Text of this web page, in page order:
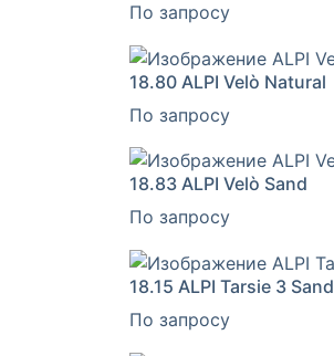
По запросу
18.80 ALPI Velò Natural
По запросу
18.83 ALPI Velò Sand
По запросу
18.15 ALPI Tarsie 3 Sand
По запросу